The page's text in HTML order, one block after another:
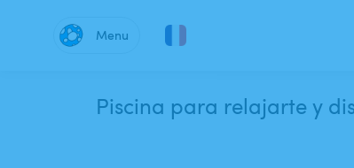
Menu
Piscina para relajarte y